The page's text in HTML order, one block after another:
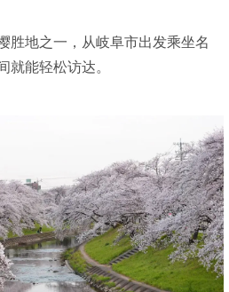
胜地之一，从岐阜市出发乘坐名
就能轻松访达。